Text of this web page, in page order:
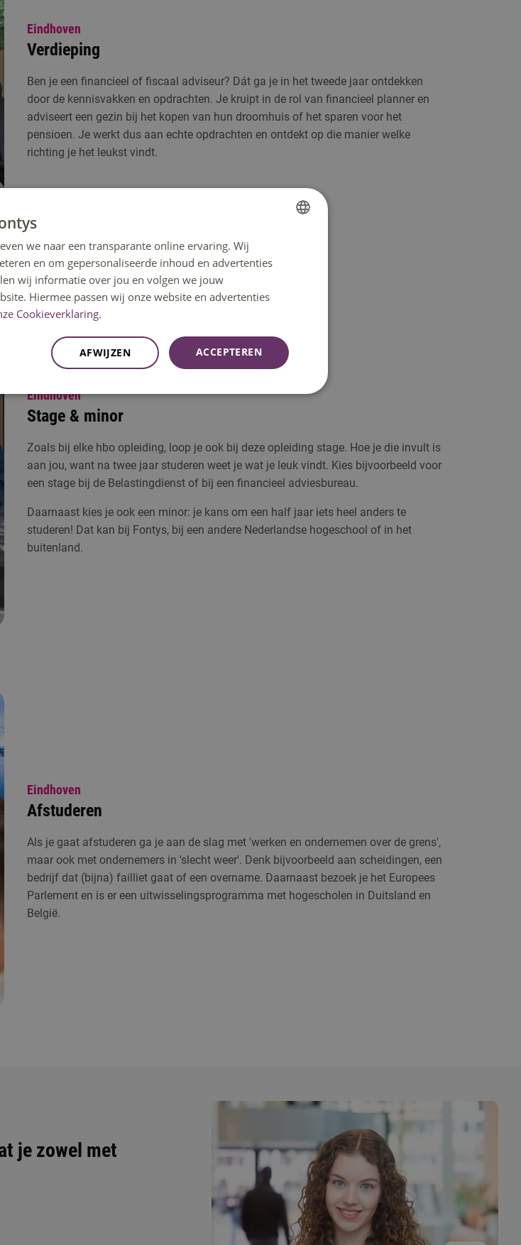
Eindhoven
Verdieping
Ben je een financieel of fiscaal adviseur? Dát ga je in het tweede jaar ontdekken
door de kennisvakken en opdrachten. Je kruipt in de rol van financieel planner en
adviseert een gezin bij het kopen van hun droomhuis of het sparen voor het
pensioen. Je werkt dus aan echte opdrachten en ontdekt op die manier welke
richting je het leukst vindt.
Eindhoven
Stage & minor
Zoals bij elke hbo opleiding, loop je ook bij deze opleiding stage. Hoe je die invult is
aan jou, want na twee jaar studeren weet je wat je leuk vindt. Kies bijvoorbeeld voor
een stage bij de Belastingdienst of bij een financieel adviesbureau.
Daarnaast kies je ook een minor: je kans om een half jaar iets heel anders te
studeren! Dat kan bij Fontys, bij een andere Nederlandse hogeschool of in het
buitenland.
Eindhoven
Afstuderen
Als je gaat afstuderen ga je aan de slag met 'werken en ondernemen over de grens',
maar ook met ondernemers in 'slecht weer'. Denk bijvoorbeeld aan scheidingen, een
bedrijf dat (bijna) failliet gaat of een overname. Daarnaast bezoek je het Europees
Parlement en is er een uitwisselingsprogramma met hogescholen in Duitsland en
België.
je zowel met
ENGLISH
we naar een transparante online ervaring. Wij
en om gepersonaliseerde inhoud en advertenties
wij informatie over jou en volgen we jouw
Hiermee passen wij onze website en advertenties
Cookieverklaring.
ACCEPTEREN
AFWIJZEN